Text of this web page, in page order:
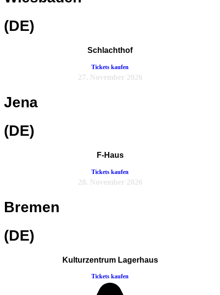
(DE)
Schlachthof
Tickets kaufen
27. November 2026
Jena
(DE)
F-Haus
Tickets kaufen
28. November 2026
Bremen
(DE)
Kulturzentrum Lagerhaus
Tickets kaufen